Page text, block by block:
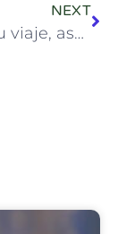
NEXT
Asegura tu viaje, asegura tu tranquilidad